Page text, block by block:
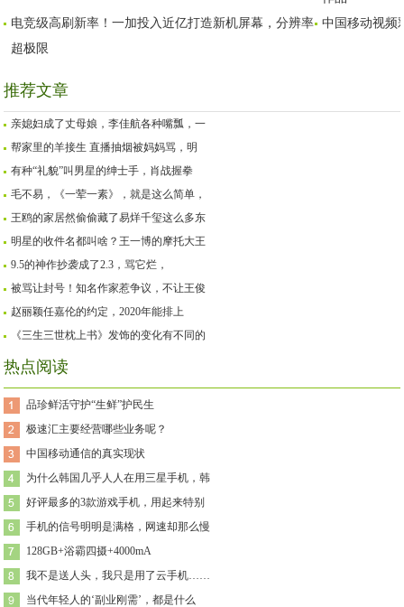
电竞级高刷新率！一加投入近亿打造新机屏幕，分辨率
超极限
中国移动视频
推荐文章
亲媳妇成了丈母娘，李佳航各种嘴瓢，一
帮家里的羊接生 直播抽烟被妈妈骂，明
有种“礼貌”叫男星的绅士手，肖战握拳
毛不易，《一荤一素》，就是这么简单，
王鸥的家居然偷偷藏了易烊千玺这么多东
明星的收件名都叫啥？王一博的摩托大王
9.5的神作抄袭成了2.3，骂它烂，
被骂让封号！知名作家惹争议，不让王俊
赵丽颖任嘉伦的约定，2020年能排上
《三生三世枕上书》发饰的变化有不同的
热点阅读
品珍鲜活守护“生鲜”护民生
极速汇主要经营哪些业务呢？
中国移动通信的真实现状
为什么韩国几乎人人在用三星手机，韩
好评最多的3款游戏手机，用起来特别
手机的信号明明是满格，网速却那么慢
128GB+浴霸四摄+4000mA
我不是送人头，我只是用了云手机……
当代年轻人的‘副业刚需’，都是什么